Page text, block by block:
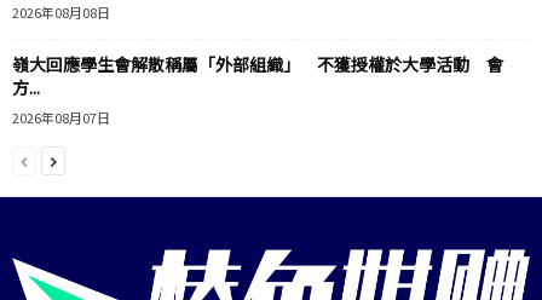
2026年08月08日
嶺大回應學生會解散稱屬「外部組織」 不獲授權於大學活動 會
方...
2026年08月07日